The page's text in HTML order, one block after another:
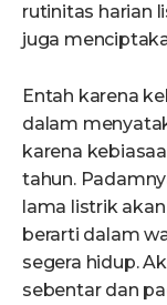
rutinitas harian
juga
Entah karena
dalam
karena
tahun.
lama listrik
berarti dalam
segera hidup.
sebentar dan